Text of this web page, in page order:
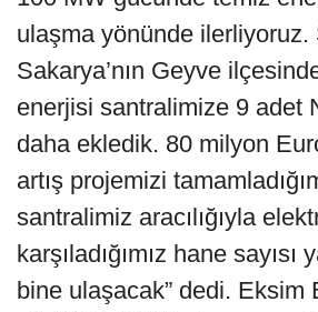
ulaşma yönünde ilerliyoruz.
Sakarya’nın Geyve
enerjisi santralimize 9 adet
daha ekledik. 80 milyon
artış projemizi
santralimiz aracılığıyla
karşıladığımız hane sayısı
bine ulaşacak” dedi. Eksim